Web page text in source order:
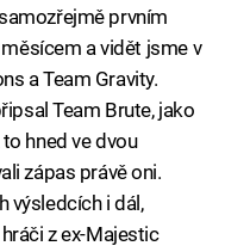
prvním
a vidět jsme v
a Team Gravity.
Team Brute, jako
hned ve dvou
zápas právě oni.
výsledcích i dál,
z ex-Majestic